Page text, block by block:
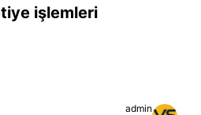
işlemleri
admin